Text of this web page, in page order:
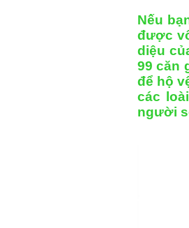
Nếu
được
diệu
99 căn
để hộ
các
người